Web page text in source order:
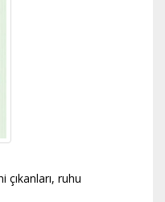
çıkanları, ruhu